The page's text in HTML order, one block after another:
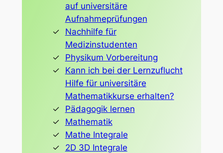
auf universitäre
Aufnahmeprüfungen
Nachhilfe für
Medizinstudenten
Physikum Vorbereitung
Kann ich bei der Lernzuflucht
Hilfe für universitäre
Mathematikkurse erhalten?
Pädagogik lernen
Mathematik
Mathe Integrale
2D 3D Integrale